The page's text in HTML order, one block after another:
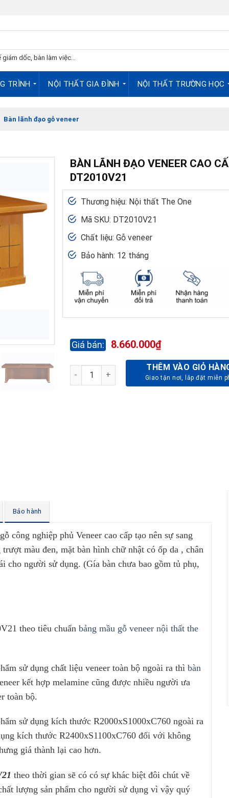
dốc, bàn làm việc...
TRÌNH NỘI THẤT GIA ĐÌNH NỘI THẤT TRƯỜNG HỌC
Bàn lãnh đạo gỗ veneer
BÀN LÃNH ĐẠO VENEER CAO
DT2010V21
Thương hiệu: Nội thất The One
Mã SKU: DT2010V21
Chất liệu: Gỗ veneer
Bảo hành: 12 tháng
8.660.000₫
BÀN LÃNH ĐẠO VENEER CAO CẤP
THÊM VÀO GIỎ
Bảo hành
công nghiệp phủ Veneer cao cấp tạo nên sự sang
màu đen, mặt bàn hình chữ nhật có ốp da , chân
cho người sử dụng. (Gía bàn chưa bao gồm tủ phụ,
theo tiêu chuẩn bảng mầu gỗ veneer nội thất the
sử dụng chất liệu veneer toàn bộ ngoài ra thì bàn
kết hợp melamine cũng được nhiều người ưa
toàn bộ.
sử dụng kích thước R2000xS1000xC760 ngoài ra
kích thước R2400xS1100xC760 đối với không
giá thành lại cao hơn.
theo thời gian sẽ có có sự khác biệt đôi chút về
lượng sản phẩm cho người sử dụng vì vậy quý